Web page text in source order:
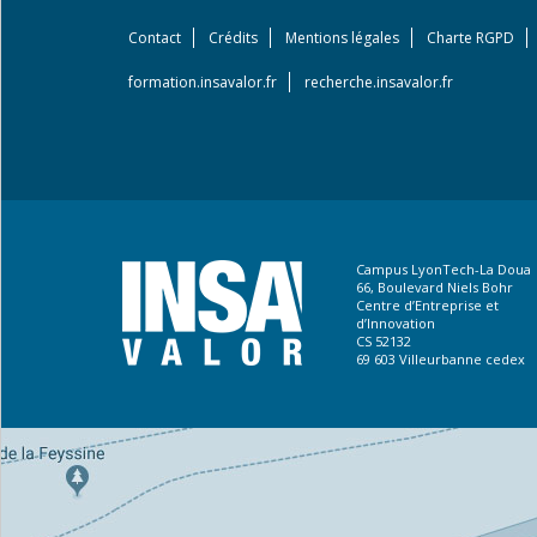
Footer
menu
Contact Crédits Mentions légales Charte RGPD
formation.insavalor.fr recherche.insavalor.fr
Campus LyonTech-La Doua
66, Boulevard Niels Bohr
Centre d’Entreprise et
d’Innovation
CS 52132
69 603 Villeurbanne cedex